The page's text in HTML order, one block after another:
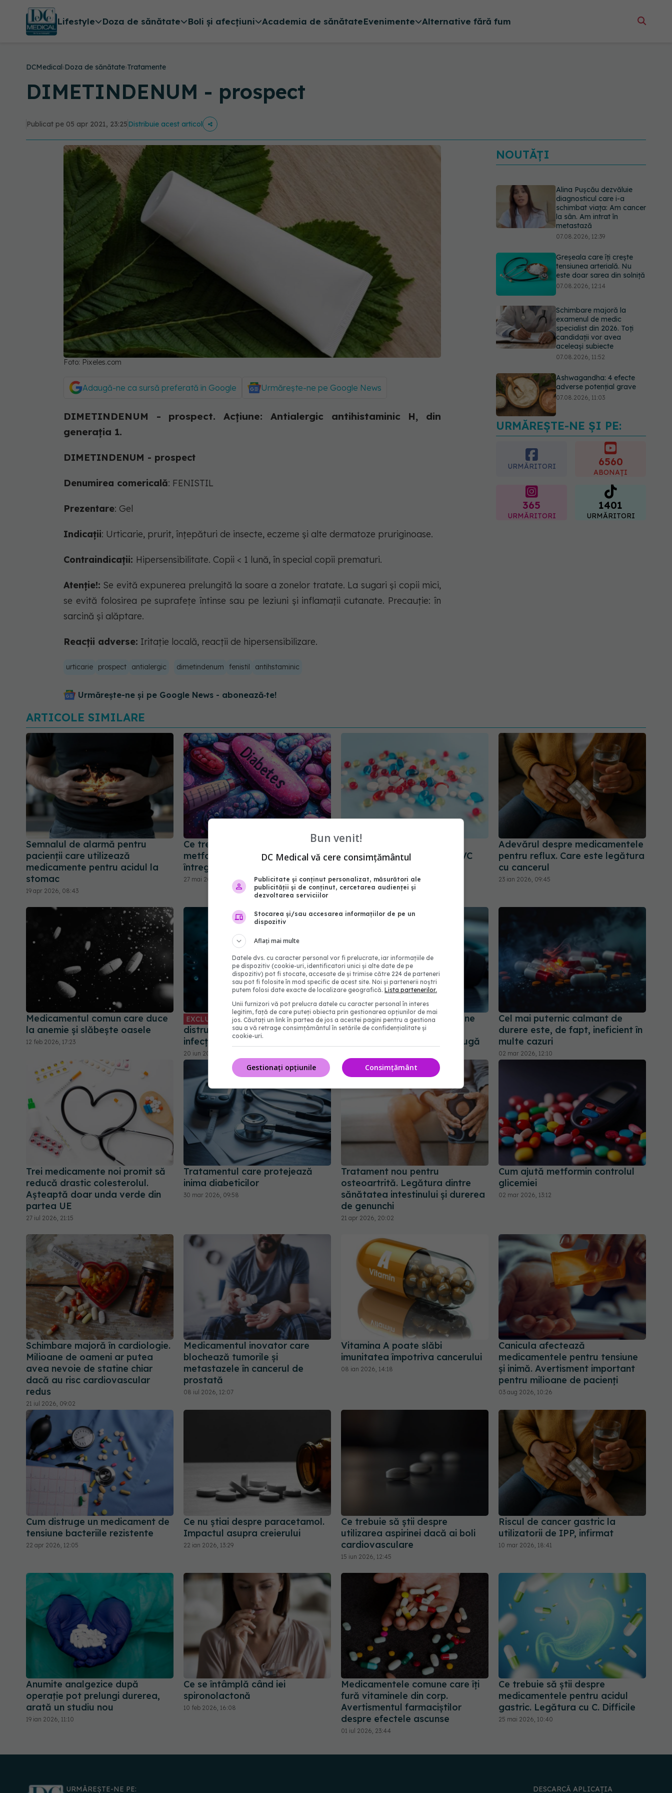
Lifestyle Doza de sănătate Boli și afecțiuni Academia de sănătateEvenimente Alternative fără fum
DCMedical›Doza de sănătate›Tratamente
DIMETINDENUM - prospect
Publicat pe 05 apr 2021, 23:25Distribuie acest articol
Foto: Pixeles.com
Adaugă-ne ca sursă preferată în Google Urmărește-ne pe Google News
DIMETINDENUM - prospect. Acţiune: Antialergic antihistaminic H, din
generaţia 1.
DIMETINDENUM - prospect
Denumirea comericală: FENISTIL
Prezentare: Gel
Indicații: Urticarie, prurit, înţepături de insecte, eczeme şi alte dermatoze pruriginoase.
Contraindicații: Hipersensibilitate. Copii < 1 lună, în special copii prematuri.
Atenție!: Se evită expunerea prelungită la soare a zonelor tratate. La sugari şi copii mici,
se evită folosirea pe suprafeţe întinse sau pe leziuni şi inflamaţii cutanate. Precauţie: în
sarcină şi alăptare.
Reacții adverse: Iritaţie locală, reacţii de hipersensibilizare.
urticarie prospect antialergic dimetindenum fenistil antihstaminic
Urmărește-ne și pe Google News - abonează‑te!
NOUTĂȚI
Alina Pușcău dezvăluie
diagnosticul care i-a
schimbat viața: Am cancer
la sân. Am intrat în
metastază
07.08.2026, 12:39
Greșeala care îți crește
tensiunea arterială. Nu
este doar sarea din solniță
07.08.2026, 12:14
Schimbare majoră la
examenul de medic
specialist din 2026. Toți
candidații vor avea
aceleași subiecte
07.08.2026, 11:52
Ashwagandha: 4 efecte
adverse potențial grave
07.08.2026, 11:03
Ți-ai mărit buzele? Cele 4
greșeli care pot strica
rezultatul după injectarea
cu acid hialuronic
07.08.2026, 13:54
URMĂREȘTE-NE ȘI PE:
URMĂRITORI 6560
ABONAȚI
365
URMĂRITORI
1401
URMĂRITORI
ARTICOLE SIMILARE
Semnalul de alarmă pentru
pacienții care utilizează
medicamente pentru acidul la
stomac
19 apr 2026, 08:43
Ce trebuie să știi dacă iei
metformin. Impactul asupra
întregului organism
27 mai 2026, 10:18
Medicamentul comun care
reduce riscul de infarct și AVC
Adevărul despre medicamentele
pentru reflux. Care este legătura
cu cancerul
23 ian 2026, 09:45
Medicamentul comun care duce
la anemie și slăbește oasele
12 feb 2026, 17:23
EXCLUSIV
Medicamentul care îți
distruge stomacul. Duce la
infecții
20 iun 2026, 11:45
Medicamentul pentru tensiune
care forțează celulele
canceroase să se autodistrugă
Cel mai puternic calmant de
durere este, de fapt, ineficient în
multe cazuri
02 mar 2026, 12:10
Trei medicamente noi promit să
reducă drastic colesterolul.
Așteaptă doar unda verde din
partea UE
27 iul 2026, 21:15
Tratamentul care protejează
inima diabeticilor
30 mar 2026, 09:58
Tratament nou pentru
osteoartrită. Legătura dintre
sănătatea intestinului și durerea
de genunchi
21 apr 2026, 20:02
Cum ajută metformin controlul
glicemiei
02 mar 2026, 13:12
Schimbare majoră în cardiologie.
Milioane de oameni ar putea
avea nevoie de statine chiar
dacă au risc cardiovascular
redus
21 iul 2026, 09:02
Medicamentul inovator care
blochează tumorile și
metastazele în cancerul de
prostată
08 iul 2026, 12:07
Vitamina A poate slăbi
imunitatea împotriva cancerului
08 ian 2026, 14:18
Canicula afectează
medicamentele pentru tensiune
și inimă. Avertisment important
pentru milioane de pacienți
03 aug 2026, 10:26
Cum distruge un medicament de
tensiune bacteriile rezistente
22 apr 2026, 12:05
Ce nu știai despre paracetamol.
Impactul asupra creierului
22 ian 2026, 13:29
Ce trebuie să știi despre
utilizarea aspirinei dacă ai boli
cardiovasculare
15 iun 2026, 12:45
Riscul de cancer gastric la
utilizatorii de IPP, infirmat
10 mar 2026, 18:41
Anumite analgezice după
operație pot prelungi durerea,
arată un studiu nou
19 ian 2026, 11:10
Ce se întâmplă când iei
spironolactonă
10 feb 2026, 16:08
Medicamentele comune care îți
fură vitaminele din corp.
Avertismentul farmaciștilor
despre efectele ascunse
01 iul 2026, 23:44
Ce trebuie să știi despre
medicamentele pentru acidul
gastric. Legătura cu C. Difficile
25 mai 2026, 10:40
URMĂREȘTE-NE PE: DESCARCĂ APLICAȚIA
Bun venit!
DC Medical vă cere consimțământul
Publicitate și conținut personalizat, măsurători ale
publicității și de conținut, cercetarea audienței și
dezvoltarea serviciilor
Stocarea și/sau accesarea informațiilor de pe un
dispozitiv
Aflați mai multe
Datele dvs. cu caracter personal vor fi prelucrate, iar informațiile de
pe dispozitiv (cookie-uri, identificatori unici și alte date de pe
dispozitiv) pot fi stocate, accesate de și trimise către 224 de parteneri
sau pot fi folosite în mod specific de acest site. Noi și partenerii noștri
putem folosi date exacte de localizare geografică. Lista partenerilor.
Unii furnizori vă pot prelucra datele cu caracter personal în interes
legitim, față de care puteți obiecta prin gestionarea opțiunilor de mai
jos. Căutați un link în partea de jos a acestei pagini pentru a gestiona
sau a vă retrage consimțământul în setările de confidențialitate și
cookie-uri.
Consimțământ
Gestionați opțiunile